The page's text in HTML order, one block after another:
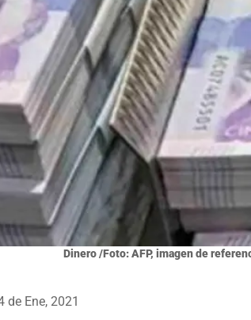
Dinero /Foto: AFP, imagen de
de Ene, 2021